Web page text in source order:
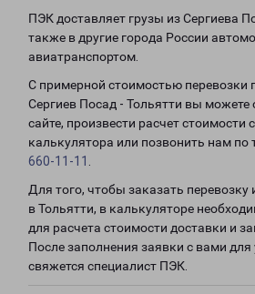
ПЭК доставляет грузы из Сергиева
также в другие города России
авиатранспортом.
С примерной стоимостью перевозки
Сергиев Посад - Тольятти вы можете
сайте, произвести расчет
калькулятора или позвонить нам по
660-11-11
Для того, чтобы заказать перевозку
в Тольятти, в калькуляторе
для расчета стоимости доставки и
После заполнения заявки с вами для
свяжется специалист ПЭК.